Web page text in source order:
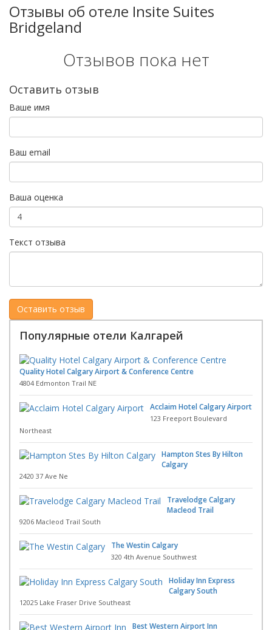
Отзывы об отеле Insite Suites
Bridgeland
Отзывов пока нет
Оставить отзыв
Ваше имя
Ваш email
Ваша оценка
Текст отзыва
Популярные отели Калгарей
Quality Hotel Calgary Airport & Conference Centre
4804 Edmonton Trail NE
Acclaim Hotel Calgary Airport
123 Freeport Boulevard
Northeast
Hampton Stes By Hilton
Calgary
2420 37 Ave Ne
Travelodge Calgary
Macleod Trail
9206 Macleod Trail South
The Westin Calgary
320 4th Avenue Southwest
Holiday Inn Express
Calgary South
12025 Lake Fraser Drive Southeast
Best Western Airport Inn